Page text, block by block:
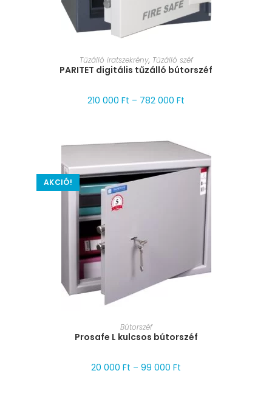
MÉRET VÁLASZTÁSA
Tűzálló iratszekrény, Tűzálló széf
PARITET digitális tűzálló bútorszéf
210 000 Ft – 782 000 Ft
AKCIÓ!
MÉRET VÁLASZTÁSA
Bútorszéf
Prosafe L kulcsos bútorszéf
20 000 Ft – 99 000 Ft